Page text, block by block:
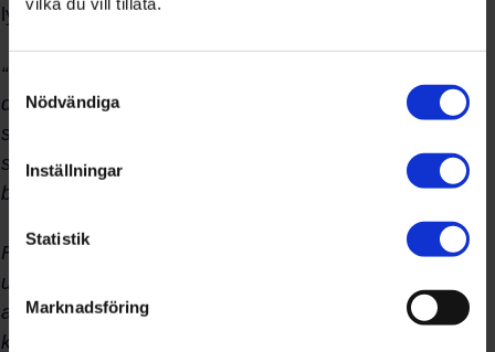
Nödvändiga
Inställningar
Statistik
Marknadsföring
lyder:
“I hård konkurrens av alla kreativa tävlingsbidrag hade
det vinnande förslaget ett extra tilltalande koncept – en
station som på tydligt sätt upplevs som Norrköpings
station. Den lokala anknytningen var tydligt läsbar inte
bara som en övergripande idé utan även i detaljerna.
Förslaget visade också på många innovativa lösningar
ur klimataspekter med bland annat välgrundade
argument kring materialval. Illustrationer och
källhänvisningar gav förslaget en tydlig presentation.